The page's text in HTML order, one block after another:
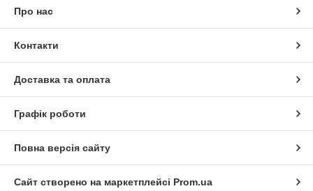
Про нас
Контакти
Доставка та оплата
Графік роботи
Повна версія сайту
Сайт створено на маркетплейсі Prom.ua